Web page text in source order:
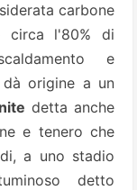
carbone
circa l'80% di
e
origine a un
detta anche
e tenero che
a uno stadio
detto